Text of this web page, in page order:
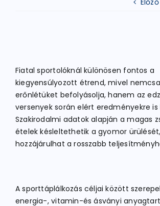
KERÉKPÁR
EGYÉB SPORTÁGAK
PÁLYÁK
TAGDÍJ BEFIZETÉS
Előző
Fiatal sportolóknál különösen fontos a
kiegyensúlyozott étrend, mivel
erőnlétüket befolyásolja, hanem az
versenyek során elért eredményekre is
Szakirodalmi adatok alapján a magas
ételek késleltethetik a gyomor
hozzájárulhat a rosszabb
A sporttáplálkozás céljai között
energia-, vitamin-és ásványi